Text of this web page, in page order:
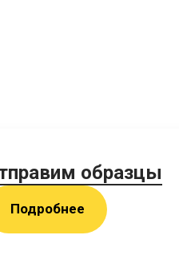
образцы
Подробнее